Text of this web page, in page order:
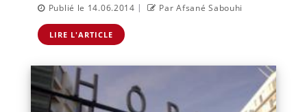
Publié le 14.06.2014 | Par Afsané Sabouhi
LIRE L'ARTICLE